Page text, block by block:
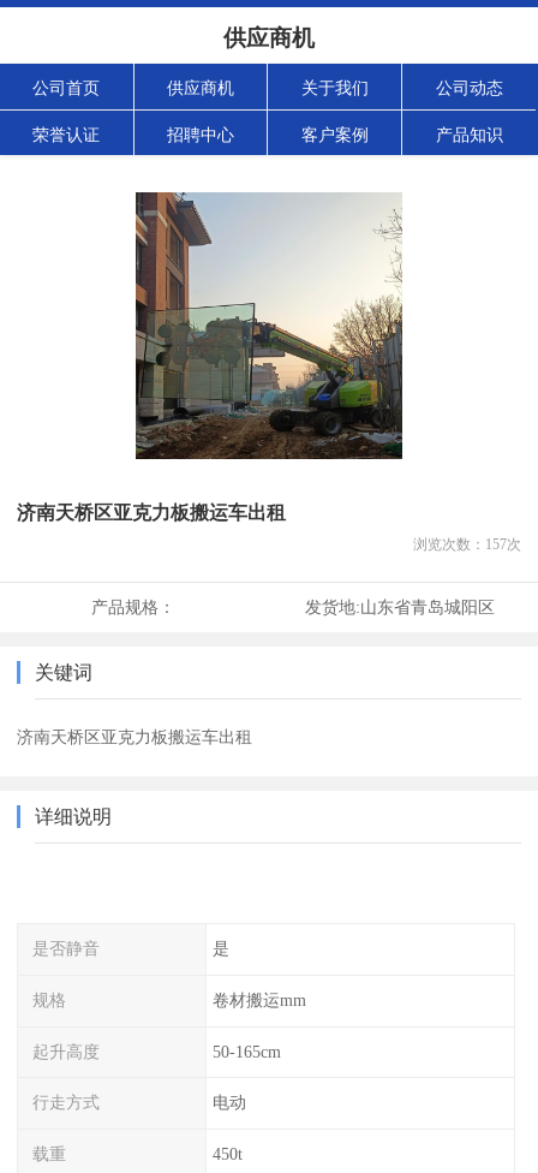
供应商机
公司首页 供应商机 关于我们 公司动态
荣誉认证 招聘中心 客户案例 产品知识
济南天桥区亚克力板搬运车出租
浏览次数： 157次
产品规格： 发货地:山东省青岛城阳区
关键词
济南天桥区亚克力板搬运车出租
详细说明
是否静音 是
规格 卷材搬运mm
起升高度 50-165cm
行走方式 电动
载重 450t